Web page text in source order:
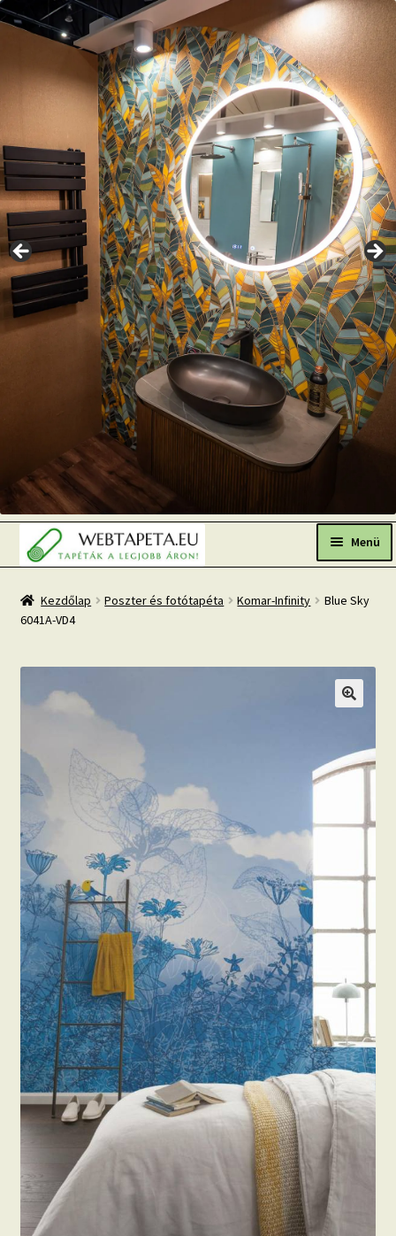
Ugrás
a
navigációhoz
Kilépés
a
tartalomba Menü
Népszerű tapéták
Tapéta BLOG
Mi az a fotótapéta?
Tapétázási tanácsok
Beton hatású tapéták
Kapcsolat
Kezdőlap Poszter és fotótapéta Komar-Infinity
Blue Sky
6041A-VD4